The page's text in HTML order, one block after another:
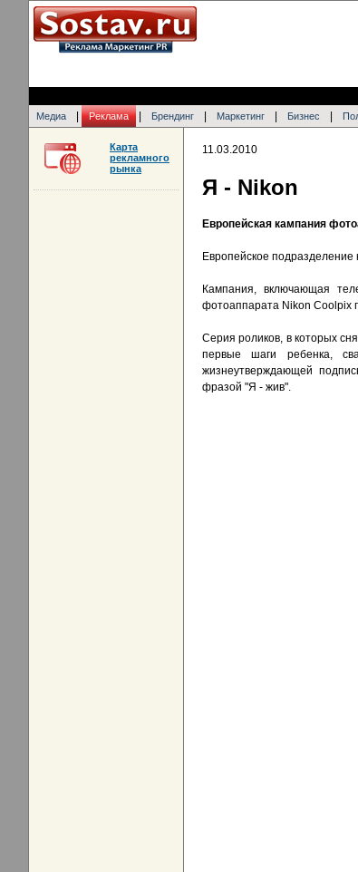
Медиа Реклама Брендинг Маркетинг Бизнес
11.03.2010
Я - Nikon
Европейская кампания
Европейское
Кампания, включающая
фотоаппарата Nikon Coolpix
Серия роликов, в которых
первые шаги ребенка,
жизнеутверждающей
фразой "Я - жив".
Карта
рекламного
рынка